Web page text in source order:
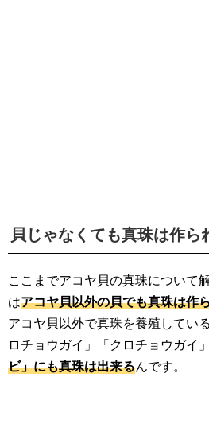
貝じゃなくても真珠は作ら
ここまでアコヤ貝の真珠について
はアコヤ貝以外の貝でも真珠は作
アコヤ貝以外で真珠を養殖してい
ロチョウガイ」「クロチョウガイ
ビ」にも真珠は出来るんです。